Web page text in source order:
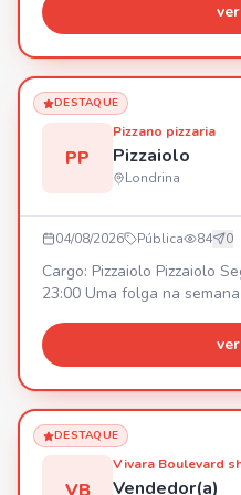
DESTAQUE
PP
Pizzano pizzaria
Pizzaiolo
Londrina
04/08/2026 Pública 84 0
Cargo: Pizzaiolo Pizzaiolo Segunda
23:00 Uma folga na
desenvolvimento.
DESTAQUE
Vivara Boulevard
Vendedor(a)